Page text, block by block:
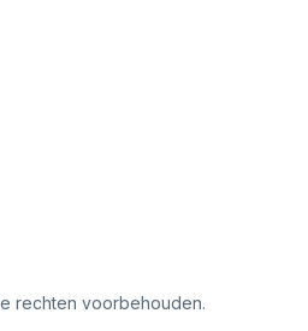
rechten voorbehouden.